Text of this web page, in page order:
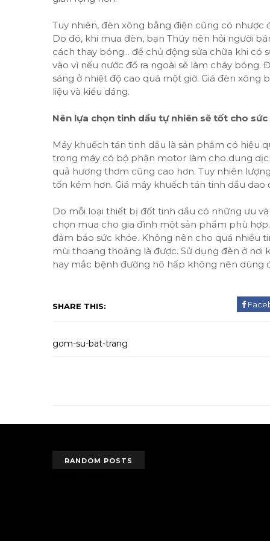
Tuy nhiên, đèn xông bằng điện cũng có
Do đó, khi mua đèn, bạn Thúy nên hỏi người
cách thay bóng... để chủ động sửa chữa khi có
vào vì nếu nước đổ ra ngoài sẽ làm cháy
sáng ở nhiệt độ cao quá một giờ. Giá đèn xông
liệu và kiểu dáng.
Nên lựa chọn tinh dầu tự nhiên sẽ tốt cho
Máy khuếch tán tinh dầu là sản phẩm có hiệu
trong máy có bộ phận motor làm cho dung
quả hương thơm cũng cao hơn. Tuy nhiên
tốn kém hơn. Giá máy khuếch tán tinh dầu dao
Do mỗi loại thiết bị đốt tinh dầu có những ưu
chọn mua cho gia đình một sản phẩm phù
đảm bảo sức khỏe. Không nên cho quá nhiều
mùi thoang thoảng là được. Sử dụng đèn ở
hay mắc bệnh đường hô hấp không nên dùng
SHARE THIS:
gom-su-bat-trang
RANDOM POSTS